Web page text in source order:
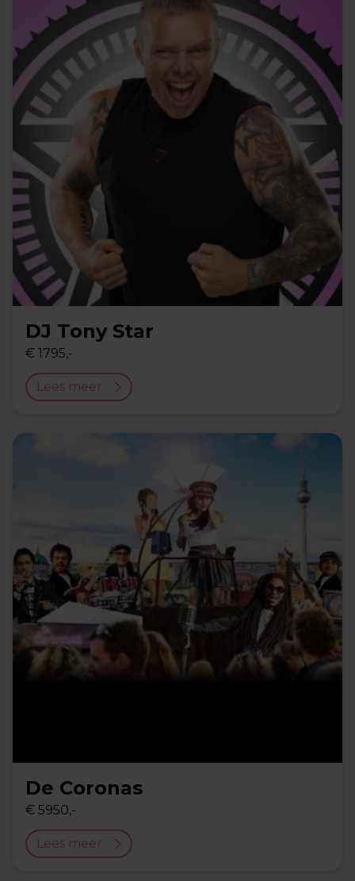
DJ Tony Star
€ 1795,-
Lees meer
De Coronas
€ 5950,-
Lees meer